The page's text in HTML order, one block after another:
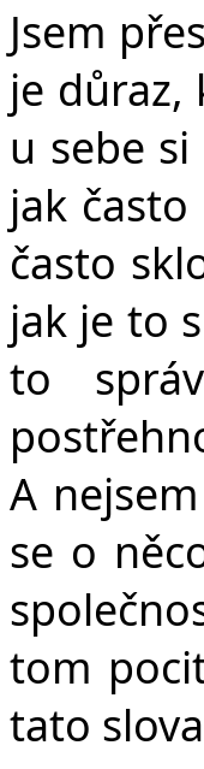
Jsem
je důraz,
u sebe
jak
často
jak je to
to
A
se o
tom
tato